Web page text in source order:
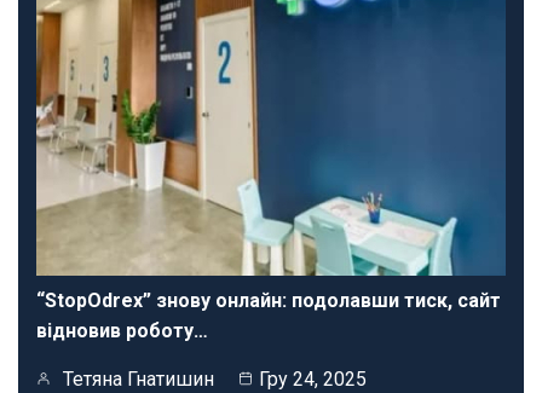
“StopOdrex” знову онлайн: подолавши тиск, сайт
відновив роботу…
Тетяна Гнатишин Гру 24, 2025